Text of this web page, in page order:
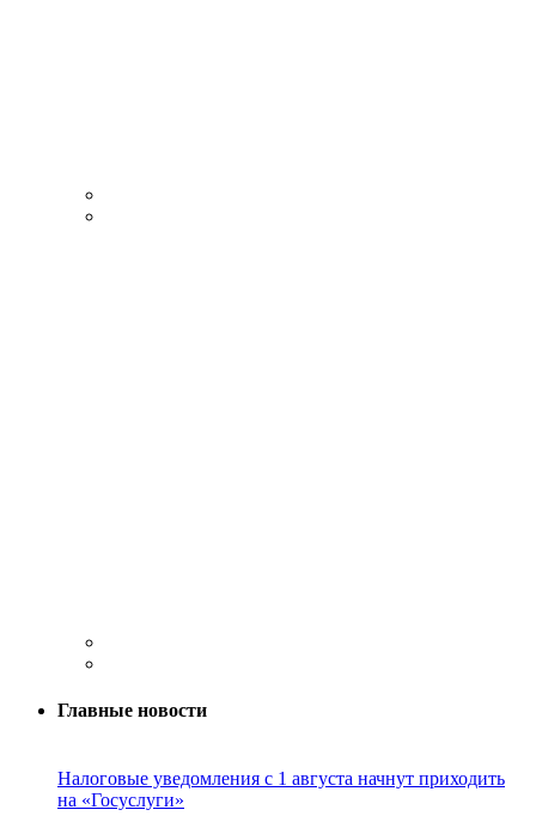
Главные новости
Налоговые уведомления с 1 августа начнут приходить
на «Госуслуги»